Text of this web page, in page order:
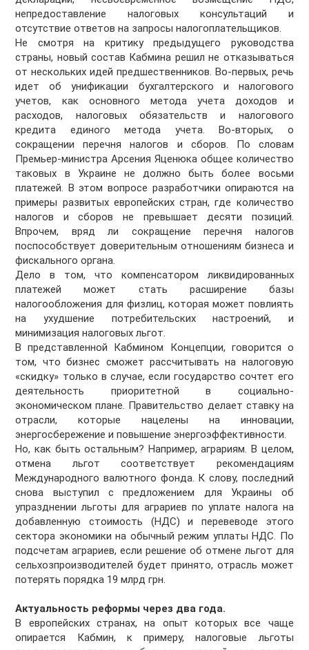
непредоставление налоговых консультаций и
отсутствие ответов на запросы налогоплательщиков.
Не смотря на критику предыдущего руководства
страны, новый состав Кабмина решил не отказываться
от нескольких идей предшественников. Во-первых, речь
идет об унификации бухгалтерского и налогового
учетов, как основного метода учета доходов и
расходов, налоговых обязательств и налогового
кредита единого метода учета. Во-вторых, о
сокращении перечня налогов и сборов. По словам
Премьер-министра Арсения Яценюка общее количество
таковых в Украине не должно быть более восьми
платежей. В этом вопросе разработчики опираются на
примеры развитых европейских стран, где количество
налогов и сборов не превышает десяти позиций.
Впрочем, вряд ли сокращение перечня налогов
поспособствует доверительным отношениям бизнеса и
фискального органа.
Дело в том, что компенсатором ликвидированных
платежей может стать расширение базы
налогообложения для физлиц, которая может повлиять
на ухудшение потребительских настроений, и
минимизация налоговых льгот.
В представленной Кабмином Концепции, говорится о
том, что бизнес сможет рассчитывать на налоговую
«скидку» только в случае, если государство сочтет его
деятельность приоритетной в социально-
экономическом плане. Правительство делает ставку на
отрасли, которые нацелены на инновации,
энергосбережение и повышение энергоэффективности.
Но, как быть остальным? Например, аграриям. В целом,
отмена льгот соответствует рекомендациям
Международного валютного фонда. К слову, последний
снова выступил с предложением для Украины об
упразднении льготы для аграриев по уплате налога на
добавленную стоимость (НДС) и перевеводе этого
сектора экономики на обычный режим уплаты НДС. По
подсчетам аграриев, если решение об отмене льгот для
сельхозпроизводителей будет принято, отрасль может
потерять порядка 19 млрд грн.
Актуальность реформы через два года.
В европейских странах, на опыт которых все чаще
опирается Кабмин, к примеру, налоговые льготы